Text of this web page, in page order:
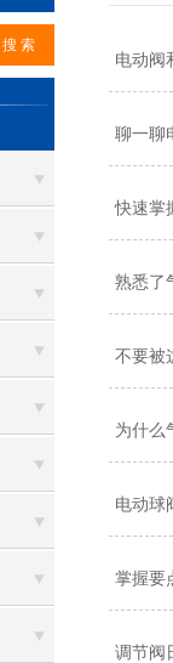
电动阀
聊一聊
快速掌
熟悉了
不要被
为什么
电动球
掌握要
调节阀